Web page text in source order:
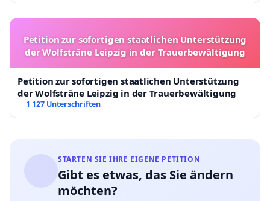
Petition zur sofortigen staatlichen Unterstützung
der Wolfsträne Leipzig in der Trauerbewältigung
Petition zur sofortigen staatlichen Unterstützung
der Wolfsträne Leipzig in der Trauerbewältigung
1 127 Unterschriften
STARTEN SIE IHRE EIGENE PETITION
Gibt es etwas, das Sie ändern
möchten?